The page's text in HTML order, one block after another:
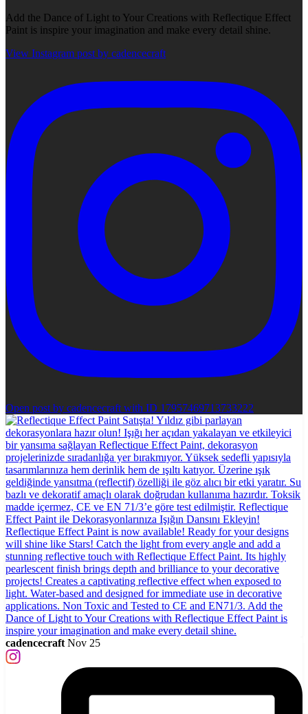
Add the Dance of Light to Your Creations with Reflectique Effect
Paint is inspire your imagination and make every detail shine.
View Instagram post by cadencecraft
Open post by cadencecraft with ID 17957469713733222
cadencecraft Nov 25